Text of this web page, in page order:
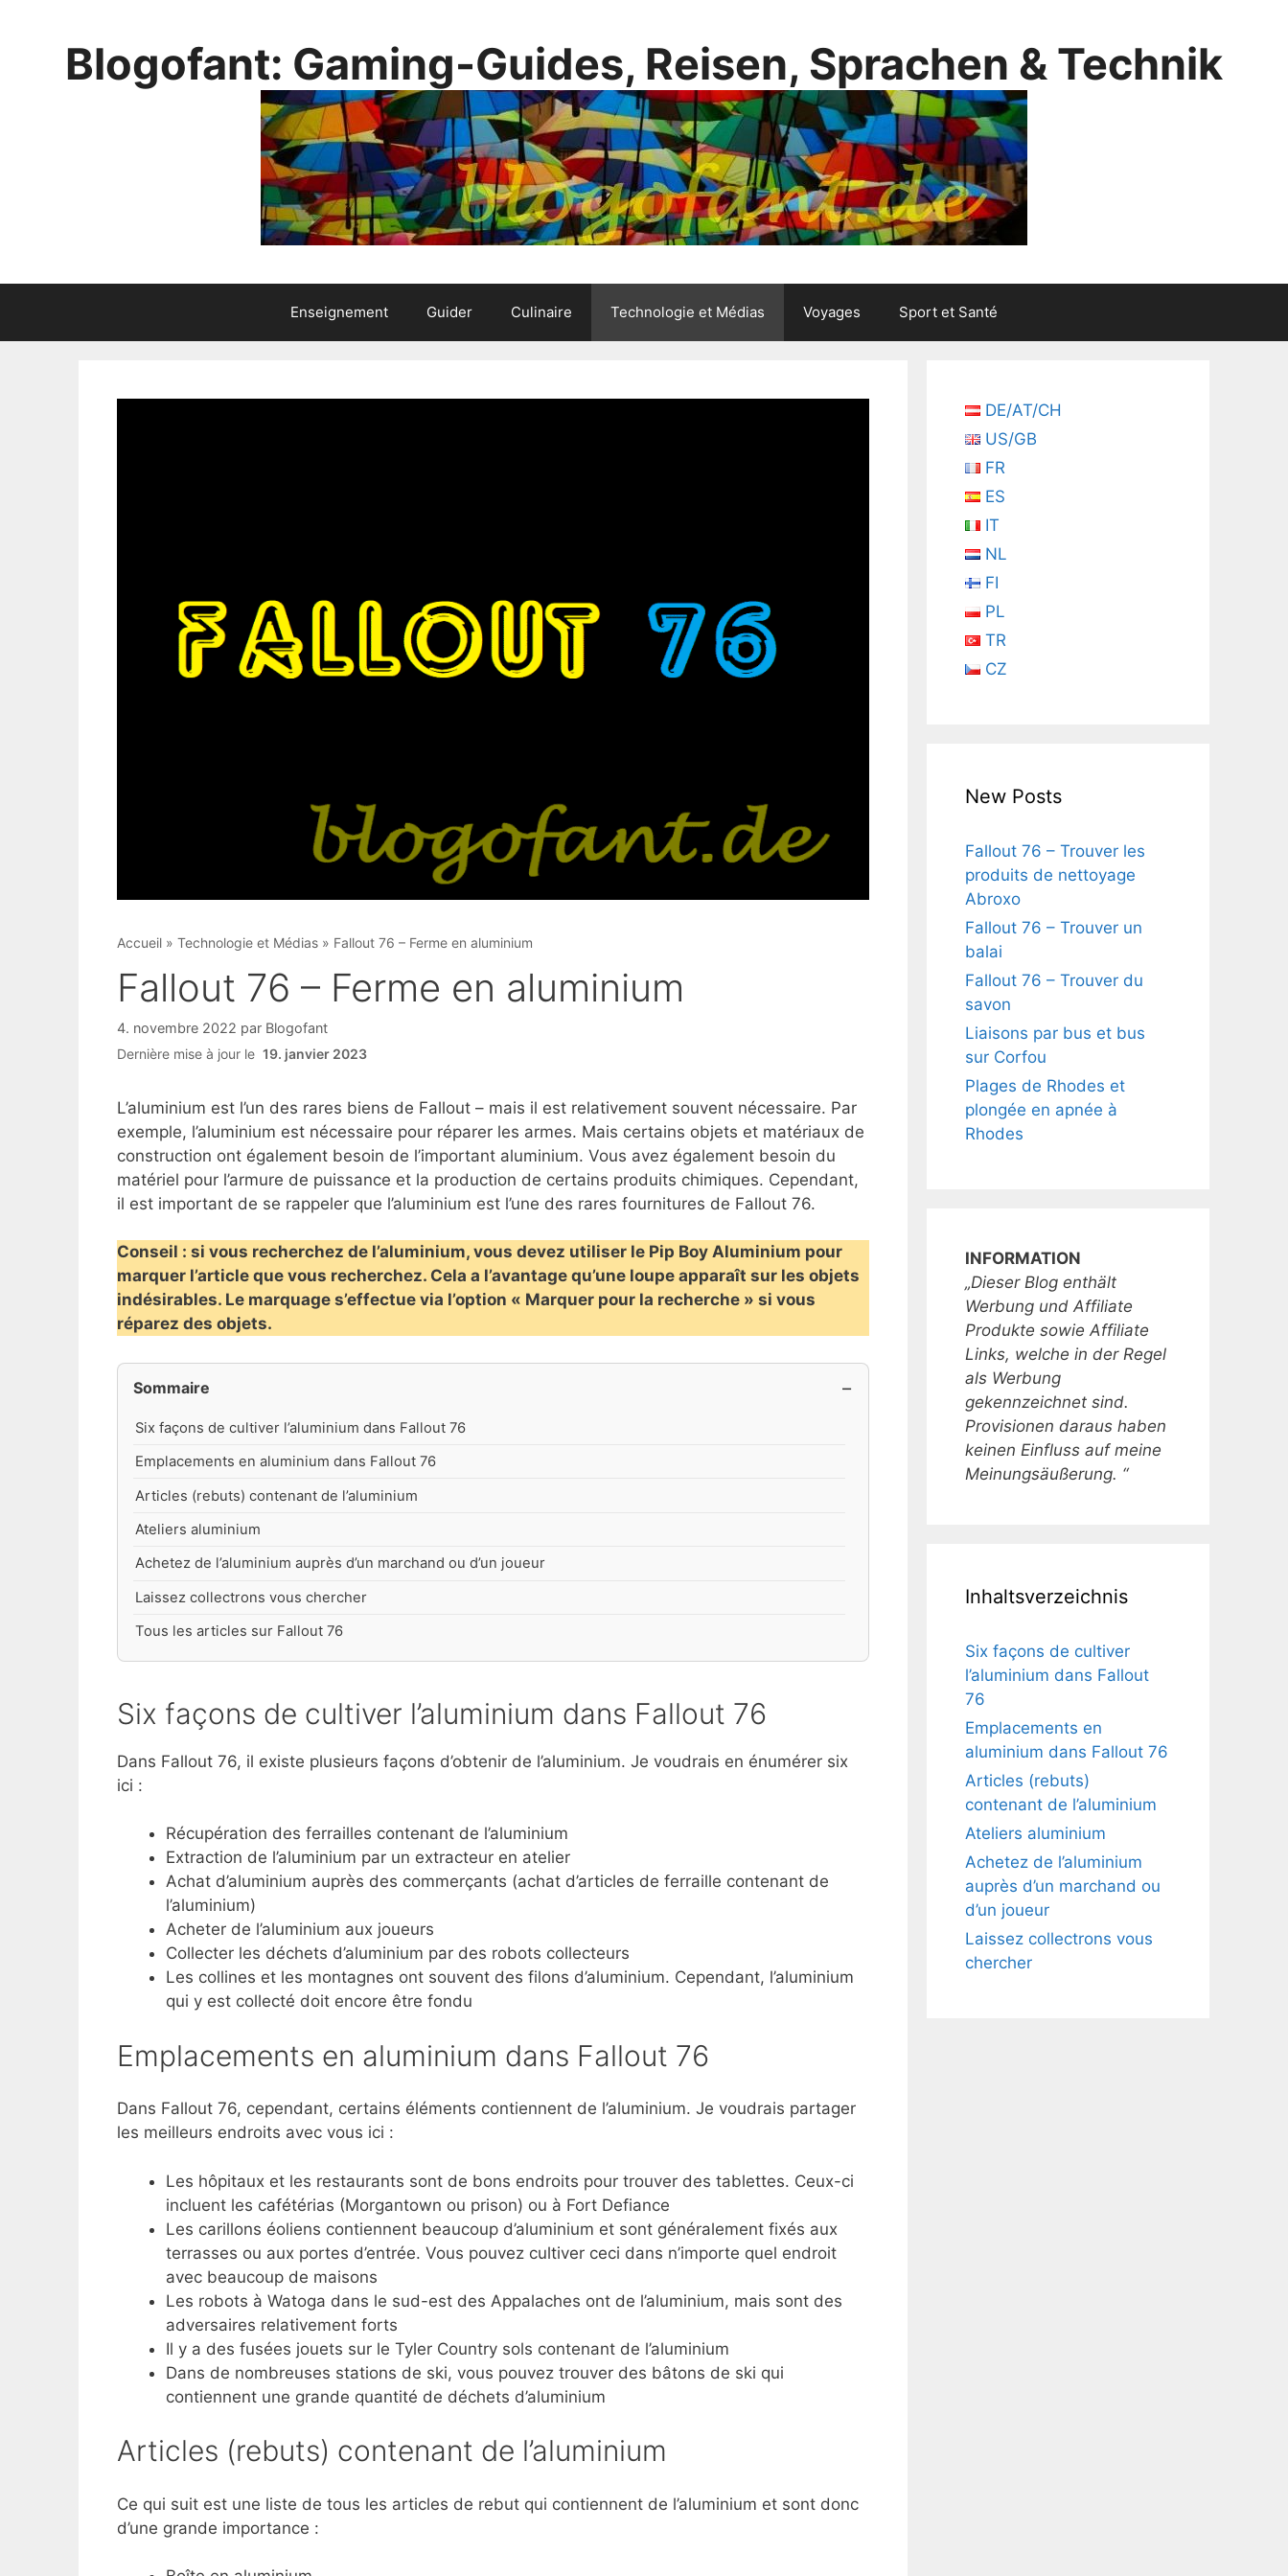
Blogofant: Gaming-Guides, Reisen, Sprachen & Technik
Enseignement Guider Culinaire Technologie et Médias Voyages Sport et Santé
Accueil » Technologie et Médias » Fallout 76 – Ferme en aluminium
Fallout 76 – Ferme en aluminium
4. novembre 2022 par Blogofant
Dernière mise à jour le 19. janvier 2023
L’aluminium est l’un des rares biens de Fallout – mais il est relativement souvent nécessaire. Par
exemple, l’aluminium est nécessaire pour réparer les armes. Mais certains objets et matériaux de
construction ont également besoin de l’important aluminium. Vous avez également besoin du
matériel pour l’armure de puissance et la production de certains produits chimiques. Cependant,
il est important de se rappeler que l’aluminium est l’une des rares fournitures de Fallout 76.
Conseil : si vous recherchez de l’aluminium, vous devez utiliser le Pip Boy Aluminium pour
marquer l’article que vous recherchez. Cela a l’avantage qu’une loupe apparaît sur les objets
indésirables. Le marquage s’effectue via l’option « Marquer pour la recherche » si vous
réparez des objets.
Sommaire
Six façons de cultiver l’aluminium dans Fallout 76
Emplacements en aluminium dans Fallout 76
Articles (rebuts) contenant de l’aluminium
Ateliers aluminium
Achetez de l’aluminium auprès d’un marchand ou d’un joueur
Laissez collectrons vous chercher
Tous les articles sur Fallout 76
Six façons de cultiver l’aluminium dans Fallout 76
Dans Fallout 76, il existe plusieurs façons d’obtenir de l’aluminium. Je voudrais en énumérer six
ici :
Récupération des ferrailles contenant de l’aluminium
Extraction de l’aluminium par un extracteur en atelier
Achat d’aluminium auprès des commerçants (achat d’articles de ferraille contenant de
l’aluminium)
Acheter de l’aluminium aux joueurs
Collecter les déchets d’aluminium par des robots collecteurs
Les collines et les montagnes ont souvent des filons d’aluminium. Cependant, l’aluminium
qui y est collecté doit encore être fondu
Emplacements en aluminium dans Fallout 76
Dans Fallout 76, cependant, certains éléments contiennent de l’aluminium. Je voudrais partager
les meilleurs endroits avec vous ici :
Les hôpitaux et les restaurants sont de bons endroits pour trouver des tablettes. Ceux-ci
incluent les cafétérias (Morgantown ou prison) ou à Fort Defiance
Les carillons éoliens contiennent beaucoup d’aluminium et sont généralement fixés aux
terrasses ou aux portes d’entrée. Vous pouvez cultiver ceci dans n’importe quel endroit
avec beaucoup de maisons
Les robots à Watoga dans le sud-est des Appalaches ont de l’aluminium, mais sont des
adversaires relativement forts
Il y a des fusées jouets sur le Tyler Country sols contenant de l’aluminium
Dans de nombreuses stations de ski, vous pouvez trouver des bâtons de ski qui
contiennent une grande quantité de déchets d’aluminium
Articles (rebuts) contenant de l’aluminium
Ce qui suit est une liste de tous les articles de rebut qui contiennent de l’aluminium et sont donc
d’une grande importance :
DE/AT/CH
US/GB
FR
ES
IT
NL
FI
PL
TR
CZ
New Posts
Fallout 76 – Trouver les
produits de nettoyage
Abroxo
Fallout 76 – Trouver un
balai
Fallout 76 – Trouver du
savon
Liaisons par bus et bus
sur Corfou
Plages de Rhodes et
plongée en apnée à
Rhodes
INFORMATION
„Dieser Blog enthält
Werbung und Affiliate
Produkte sowie Affiliate
Links, welche in der Regel
als Werbung
gekennzeichnet sind.
Provisionen daraus haben
keinen Einfluss auf meine
Meinungsäußerung. “
Inhaltsverzeichnis
Six façons de cultiver
l’aluminium dans Fallout
76
Emplacements en
aluminium dans Fallout 76
Articles (rebuts)
contenant de l’aluminium
Ateliers aluminium
Achetez de l’aluminium
auprès d’un marchand ou
d’un joueur
Laissez collectrons vous
chercher